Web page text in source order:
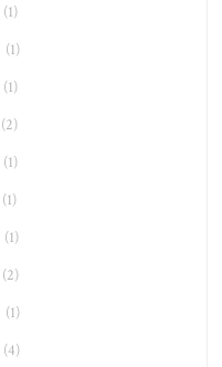
(1)
(1)
(1)
(2)
(1)
(1)
(1)
(2)
(1)
(4)